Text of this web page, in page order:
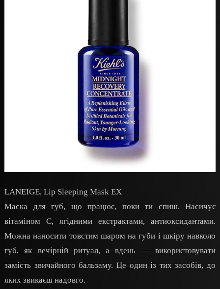
LANEIGE, Lip Sleeping Mask EX
Маска для губ, що працює, поки ти спиш. Насичує
вітаміном С, ягідними екстрактами, антиоксидантами.
Можна наносити товстим шаром на губи і шкіру навколо
губ, як вечірній ритуал, а вдень — використовувати
замість звичайного бальзаму. Це один із тих засобів, до
яких звикаєш надовго.